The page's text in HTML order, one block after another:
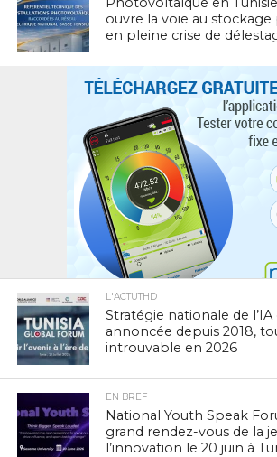
ouvre la voie au
en pleine crise de
L'ACTUTHD
Stratégie nationale de l’IA
annoncée depuis 2018,
introuvable en 2026
EN BREF
National Youth Speak
grand rendez-vous de la
l’innovation le 20 juin à